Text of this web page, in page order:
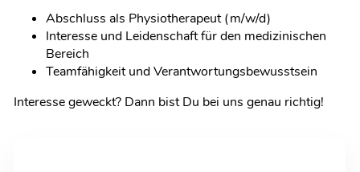
Abschluss als Physiotherapeut (m/w/d)
Interesse und Leidenschaft für den medizinischen
Bereich
Teamfähigkeit und Verantwortungsbewusstsein
Interesse geweckt? Dann bist Du bei uns genau richtig!